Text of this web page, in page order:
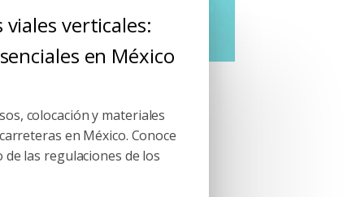
verticales:
en México
colocación y materiales
en México. Conoce
las regulaciones de los